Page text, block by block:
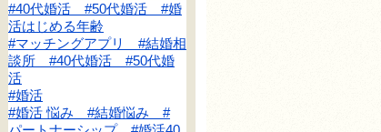
#40代婚活 #50代婚活 #婚
活はじめる年齢
#マッチングアプリ #結婚相
談所 #40代婚活 #50代婚
活
#婚活
#婚活 悩み #結婚悩み #